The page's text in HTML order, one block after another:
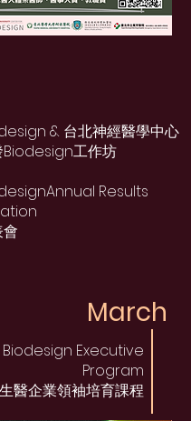
& 台北神經醫學中心
Biodesign工作坊
Results
March
Biodesign Executive
Program
生醫企業領袖培育課程